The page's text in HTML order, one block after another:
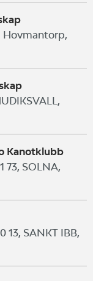
Hovmantorp,
Kanotklubb
73, SOLNA,
SANKT IBB,